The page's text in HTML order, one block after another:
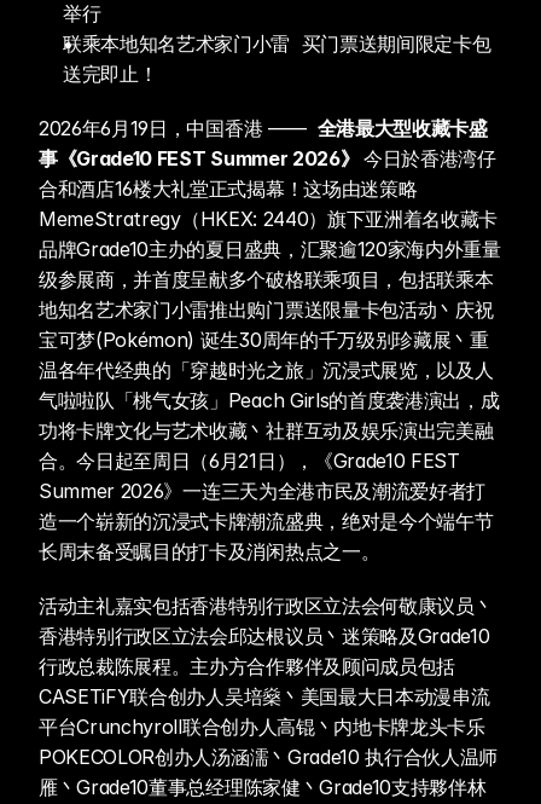
举行
联乘本地知名艺术家门小雷  买门票送期间限定卡包
送完即止！
2026年6月19日，中国香港 —— 全港最大型收藏卡盛
事《Grade10 FEST Summer 2026》 今日於香港湾仔
合和酒店16楼大礼堂正式揭幕！这场由迷策略
MemeStratregy（HKEX: 2440）旗下亚洲着名收藏卡
品牌Grade10主办的夏日盛典，汇聚逾120家海内外重量
级参展商，并首度呈献多个破格联乘项目，包括联乘本
地知名艺术家门小雷推出购门票送限量卡包活动丶庆祝
宝可梦(Pokémon) 诞生30周年的千万级别珍藏展丶重
温各年代经典的「穿越时光之旅」沉浸式展览，以及人
气啦啦队「桃气女孩」Peach Girls的首度袭港演出，成
功将卡牌文化与艺术收藏丶社群互动及娱乐演出完美融
合。今日起至周日（6月21日），《Grade10 FEST
Summer 2026》一连三天为全港市民及潮流爱好者打
造一个崭新的沉浸式卡牌潮流盛典，绝对是今个端午节
长周末备受瞩目的打卡及消闲热点之一。
活动主礼嘉实包括香港特别行政区立法会何敬康议员丶
香港特别行政区立法会邱达根议员丶迷策略及Grade10
行政总裁陈展程。主办方合作夥伴及顾问成员包括
CASETiFY联合创办人吴培燊丶美国最大日本动漫串流
平台Crunchyroll联合创办人高锟丶内地卡牌龙头卡乐
POKECOLOR创办人汤涵濡丶Grade10 执行合伙人温师
雁丶Grade10董事总经理陈家健丶Grade10支持夥伴林